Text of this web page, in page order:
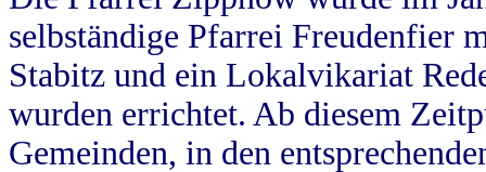
selbständige Pfarrei Freudenfier
Stabitz und ein Lokalvikariat
wurden errichtet. Ab diesem
Gemeinden, in den